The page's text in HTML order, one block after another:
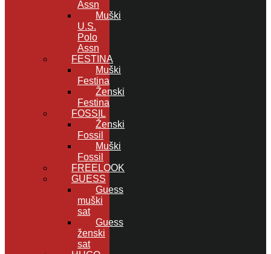
Assn
Muški
U.S.
Polo
Assn
FESTINA
Muški
Festina
Ženski
Festina
FOSSIL
Ženski
Fossil
Muški
Fossil
FREELOOK
GUESS
Guess
muški
sat
Guess
ženski
sat